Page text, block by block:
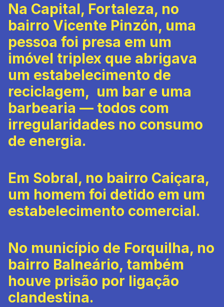
Na Capital, Fortaleza, no
bairro Vicente Pinzón, uma
pessoa foi presa em um
imóvel triplex que abrigava
um estabelecimento de
reciclagem, um bar e uma
barbearia — todos com
irregularidades no consumo
de energia.
Em Sobral, no bairro Caiçara,
um homem foi detido em um
estabelecimento comercial.
No município de Forquilha, no
bairro Balneário, também
houve prisão por ligação
clandestina.